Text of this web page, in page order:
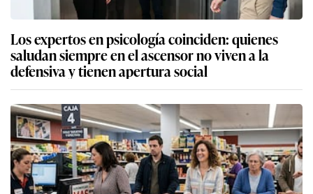
Los expertos en psicología coinciden: quienes
saludan siempre en el ascensor no viven a la
defensiva y tienen apertura social